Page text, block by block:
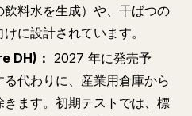
飲料水を生成）や、干ばつの
に設計されています。
DH)： 2027 年に発売予
代わりに、産業用倉庫から
ます。初期テストでは、標